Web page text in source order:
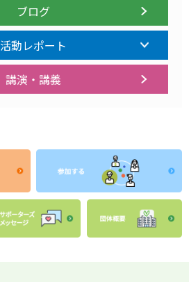
ブログ
活動レポート
講演・講義